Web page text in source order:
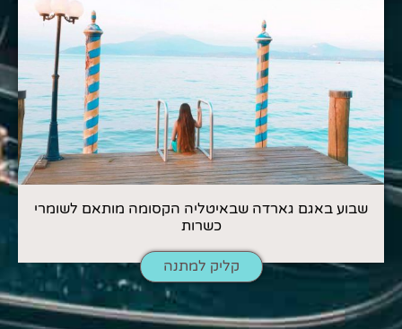
שבוע באגם גארדה שבאיטליה הקסומה מותאם לשומרי
כשרות
קליק למתנה